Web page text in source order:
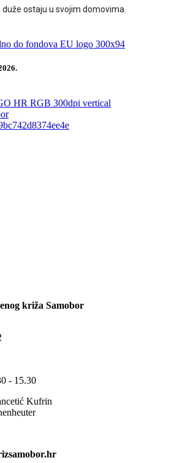
ostaju u svojim domovima.
križa Samobor
- 15.30
Kufrin